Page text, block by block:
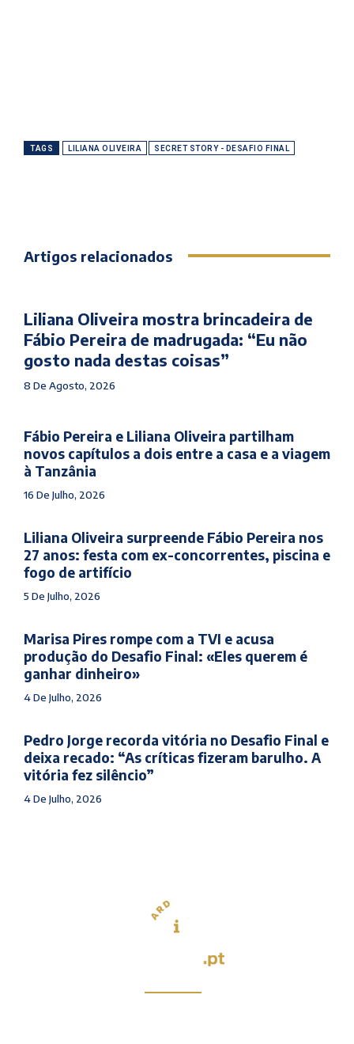
TAGS LILIANA OLIVEIRA SECRET STORY - DESAFIO FINAL
Artigos relacionados
Liliana Oliveira mostra brincadeira de
Fábio Pereira de madrugada: “Eu não
gosto nada destas coisas”
8 De Agosto, 2026
Fábio Pereira e Liliana Oliveira partilham
novos capítulos a dois entre a casa e a viagem
à Tanzânia
16 De Julho, 2026
Liliana Oliveira surpreende Fábio Pereira nos
27 anos: festa com ex-concorrentes, piscina e
fogo de artifício
5 De Julho, 2026
Marisa Pires rompe com a TVI e acusa
produção do Desafio Final: «Eles querem é
ganhar dinheiro»
4 De Julho, 2026
Pedro Jorge recorda vitória no Desafio Final e
deixa recado: “As críticas fizeram barulho. A
vitória fez silêncio”
4 De Julho, 2026